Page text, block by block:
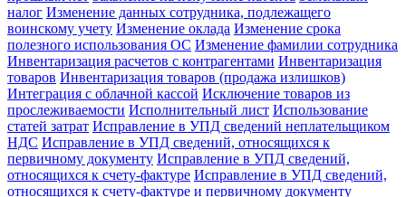
налог Изменение данных сотрудника, подлежащего
воинскому учету Изменение оклада Изменение срока
полезного использования ОС Изменение фамилии сотрудника
Инвентаризация расчетов с контрагентами Инвентаризация
товаров Инвентаризация товаров (продажа излишков)
Интеграция с облачной кассой Исключение товаров из
прослеживаемости Исполнительный лист Использование
статей затрат Исправление в УПД сведений неплательщиком
НДС Исправление в УПД сведений, относящихся к
первичному документу Исправление в УПД сведений,
относящихся к счету-фактуре Исправление в УПД сведений,
относящихся к счету-фактуре и первичному документу